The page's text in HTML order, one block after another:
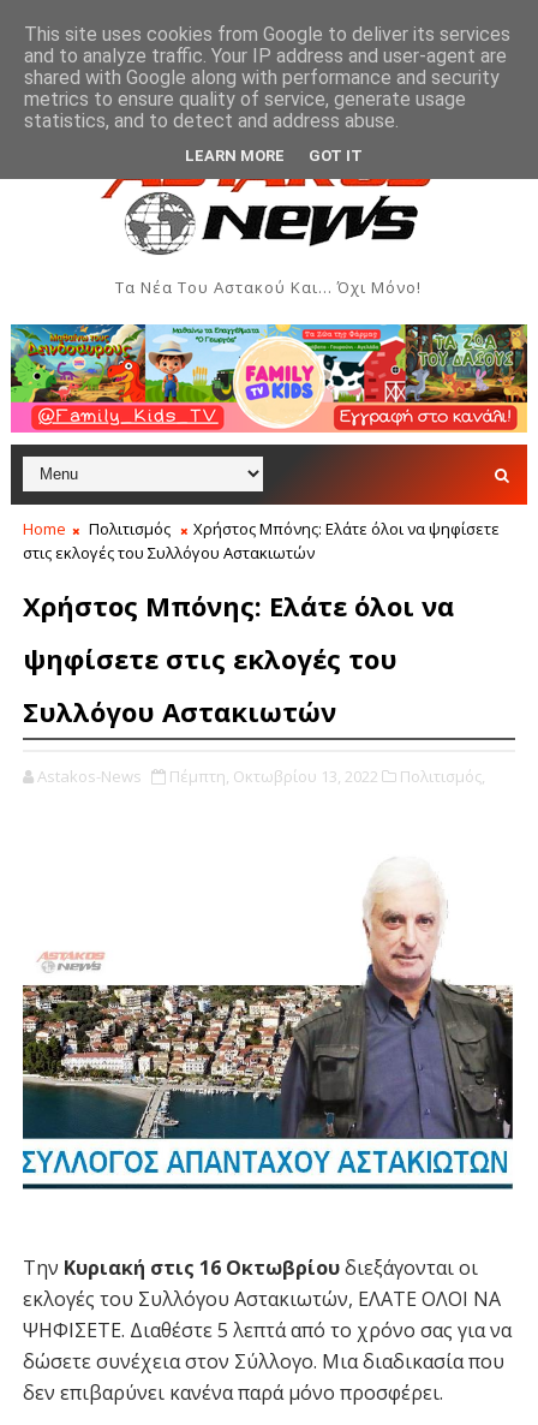
και Δημιουργιών του Συλλόγου Γυναικών Αστακού
Τα Νέα Του Αστακού Και... Όχι Μόνο!
Home Πολιτισμός
Χρήστος Μπόνης: Ελάτε όλοι να ψηφίσετε
στις εκλογές του Συλλόγου Αστακιωτών
Χρήστος Μπόνης: Ελάτε όλοι να
ψηφίσετε στις εκλογές του
Συλλόγου Αστακιωτών
Astakos-News Πέμπτη, Οκτωβρίου 13, 2022 Πολιτισμός,
Την Κυριακή στις 16 Οκτωβρίουδιεξάγονται οι
εκλογές του Συλλόγου Αστακιωτών, ΕΛΑΤΕ ΟΛΟΙ ΝΑ
ΨΗΦΙΣΕΤΕ. Διαθέστε 5 λεπτά από το χρόνο σας για να
δώσετε συνέχεια στον Σύλλογο. Μια διαδικασία που
δεν επιβαρύνει κανένα παρά μόνο προσφέρει.
This site uses cookies from Google to deliver its services
and to analyze traffic. Your IP address and user-agent are
shared with Google along with performance and security
metrics to ensure quality of service, generate usage
statistics, and to detect and address abuse.
LEARN MORE GOT IT